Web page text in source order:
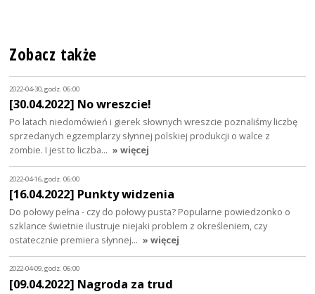
Zobacz także
2022-04-30, godz. 06:00
[30.04.2022] No wreszcie!
Po latach niedomówień i gierek słownych wreszcie poznaliśmy liczbę
sprzedanych egzemplarzy słynnej polskiej produkcji o walce z
zombie. I jest to liczba… » więcej
2022-04-16, godz. 06:00
[16.04.2022] Punkty widzenia
Do połowy pełna - czy do połowy pusta? Popularne powiedzonko o
szklance świetnie ilustruje niejaki problem z określeniem, czy
ostatecznie premiera słynnej… » więcej
2022-04-09, godz. 06:00
[09.04.2022] Nagroda za trud